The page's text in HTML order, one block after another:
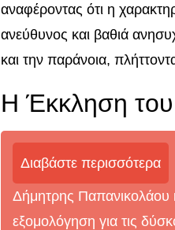
αναφέροντας ότι η
ανεύθυνος και βαθιά
και την παράνοια,
Η Έκκληση
Διαβάστε περισσότερα
Δήμητρης Παπανικολάου
εξομολόγηση για τις